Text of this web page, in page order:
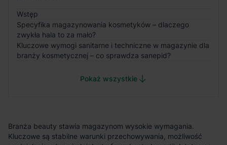
Wstęp
Specyfika magazynowania kosmetyków – dlaczego
zwykła hala to za mało?
Kluczowe wymogi sanitarne i techniczne w magazynie dla
branży kosmetycznej – co sprawdza sanepid?
Pokaż wszystkie